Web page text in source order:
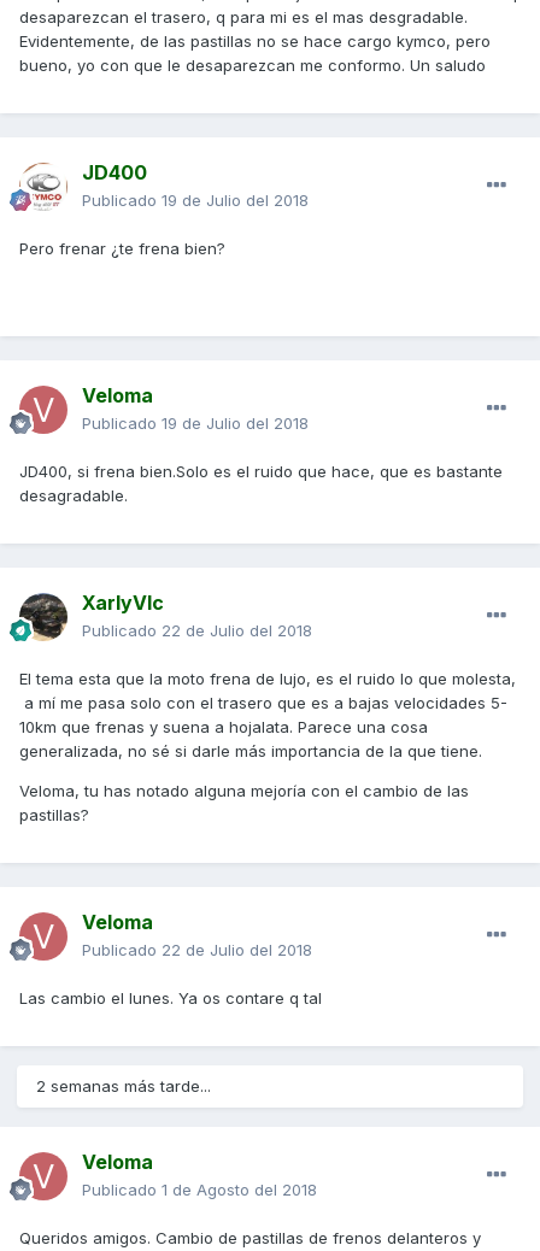
desaparezcan el trasero, q para mi es el mas desgradable.
Evidentemente, de las pastillas no se hace cargo kymco, pero
bueno, yo con que le desaparezcan me conformo. Un saludo
JD400
Publicado 19 de Julio del 2018
Pero frenar ¿te frena bien?
Veloma
Publicado 19 de Julio del 2018
JD400, si frena bien.Solo es el ruido que hace, que es bastante
desagradable.
XarlyVlc
Publicado 22 de Julio del 2018
El tema esta que la moto frena de lujo, es el ruido lo que molesta,
a mí me pasa solo con el trasero que es a bajas velocidades 5-
10km que frenas y suena a hojalata. Parece una cosa
generalizada, no sé si darle más importancia de la que tiene.
Veloma, tu has notado alguna mejoría con el cambio de las
pastillas?
Veloma
Publicado 22 de Julio del 2018
Las cambio el lunes. Ya os contare q tal
2 semanas más tarde...
Veloma
Publicado 1 de Agosto del 2018
Queridos amigos. Cambio de pastillas de frenos delanteros y